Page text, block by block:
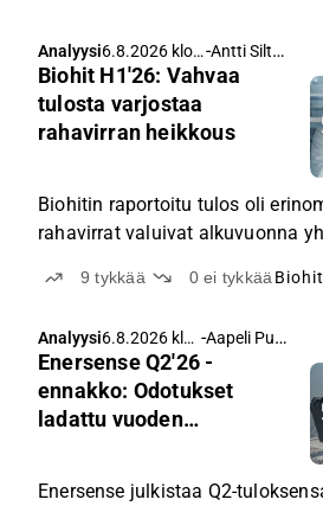
Analyysi6.8.2026 klo
5.00
- Antti Siltanen
Biohit H1'26: Vahvaa
tulosta varjostaa
rahavirran heikkous
Biohitin raportoitu tulos oli
rahavirrat valuivat alkuvuonna
9tykkää 0ei tykkää Biohit
Analyysi6.8.2026 klo
5.00
- Aapeli Pursimo
Enersense Q2'26 -
ennakko: Odotukset
ladattu vuoden
Enersense julkistaa Q2-